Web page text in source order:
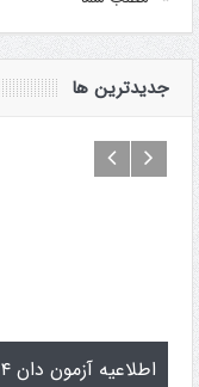
جدیدترین ها
اطلاعیه یاماگوچی